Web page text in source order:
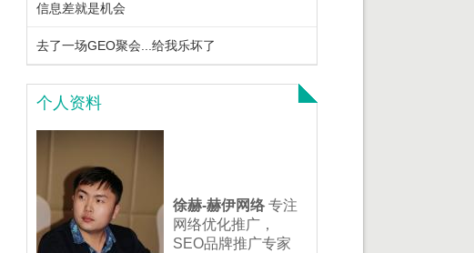
信息差就是机会
去了一场GEO聚会...给我乐坏了
个人资料
徐赫-赫伊网络专注
网络优化推广，
SEO品牌推广专家